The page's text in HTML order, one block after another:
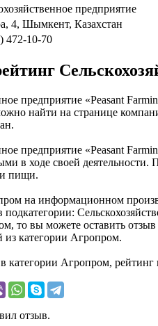
предприятие
4, Шымкент, Казахстан
472-10-70
предприятие «Peasant
найти на странице
предприятие «Peasant
в ходе своей деятельности.
пищи.
на информационном
подкатегории:
то вы можете оставить
категории Агропром.
Агропром, рейтинг
отзыв.